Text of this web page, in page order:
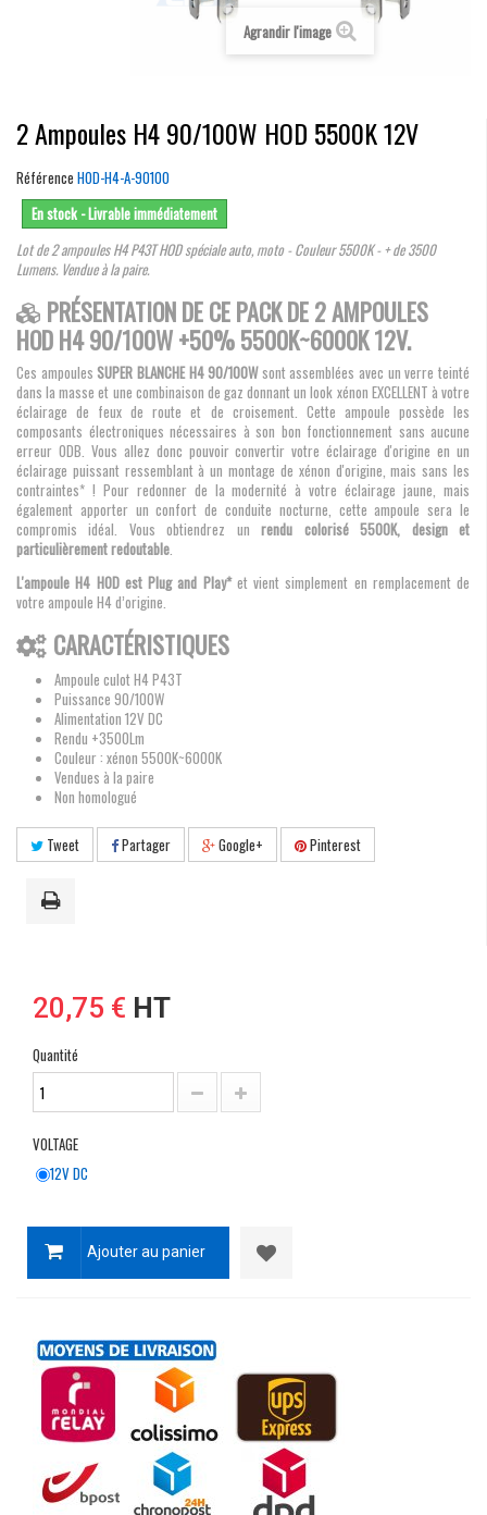
Agrandir l'image
2 Ampoules H4 90/100W HOD 5500K 12V
Référence HOD-H4-A-90100
En stock - Livrable immédiatement
Lot de 2 ampoules H4 P43T HOD spéciale auto, moto - Couleur 5500K - + de 3500
Lumens. Vendue à la paire.
PRÉSENTATION DE CE PACK DE 2 AMPOULES
HOD H4 90/100W +50% 5500K~6000K 12V.
Ces ampoulesSUPER BLANCHE H4 90/100Wsont assemblées avec un verre teinté
dans la masse et une combinaison de gaz donnant un look xénon EXCELLENT à votre
éclairage de feux de route et de croisement. Cette ampoule possède les
composants électroniques nécessaires à son bon fonctionnement sans aucune
erreur ODB. Vous allez donc pouvoir convertir votre éclairage d'origine en un
éclairage puissant ressemblant à un montage de xénon d'origine, mais sans les
contraintes* ! Pour redonner de la modernité à votre éclairage jaune, mais
également apporter un confort de conduite nocturne, cette ampoule sera le
compromis idéal. Vous obtiendrez unrendu colorisé 5500K, design et
particulièrement redoutable.
L'ampoule H4 HOD est Plug and Play*et vient simplement en remplacement de
votre ampoule H4 d’origine.
CARACTÉRISTIQUES
Ampoule culot H4 P43T
Puissance 90/100W
Alimentation 12V DC
Rendu +3500Lm
Couleur : xénon 5500K~6000K
Vendues à la paire
Non homologué
Tweet Partager Google+ Pinterest
20,75 € HT
Quantité
VOLTAGE
12V DC
Ajouter au panier